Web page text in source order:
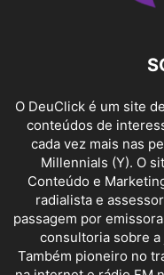
O DeuClick é um site
conteúdos de
cada vez mais nas
Millennials (Y). O
Conteúdo e
radialista e
passagem por
consultoria sobre
Também pioneiro no